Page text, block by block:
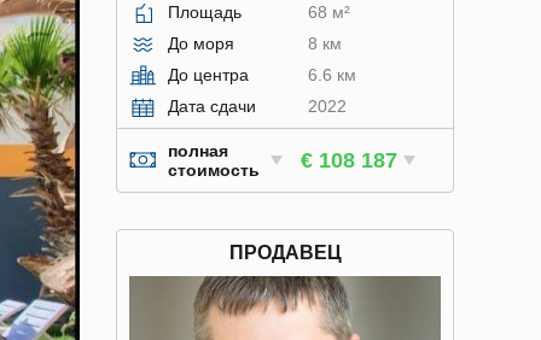
Площадь
68 м²
До моря
8 км
До центра
6.6 км
Дата сдачи
2022
полная
стоимость
€ 108 187
ПРОДАВЕЦ